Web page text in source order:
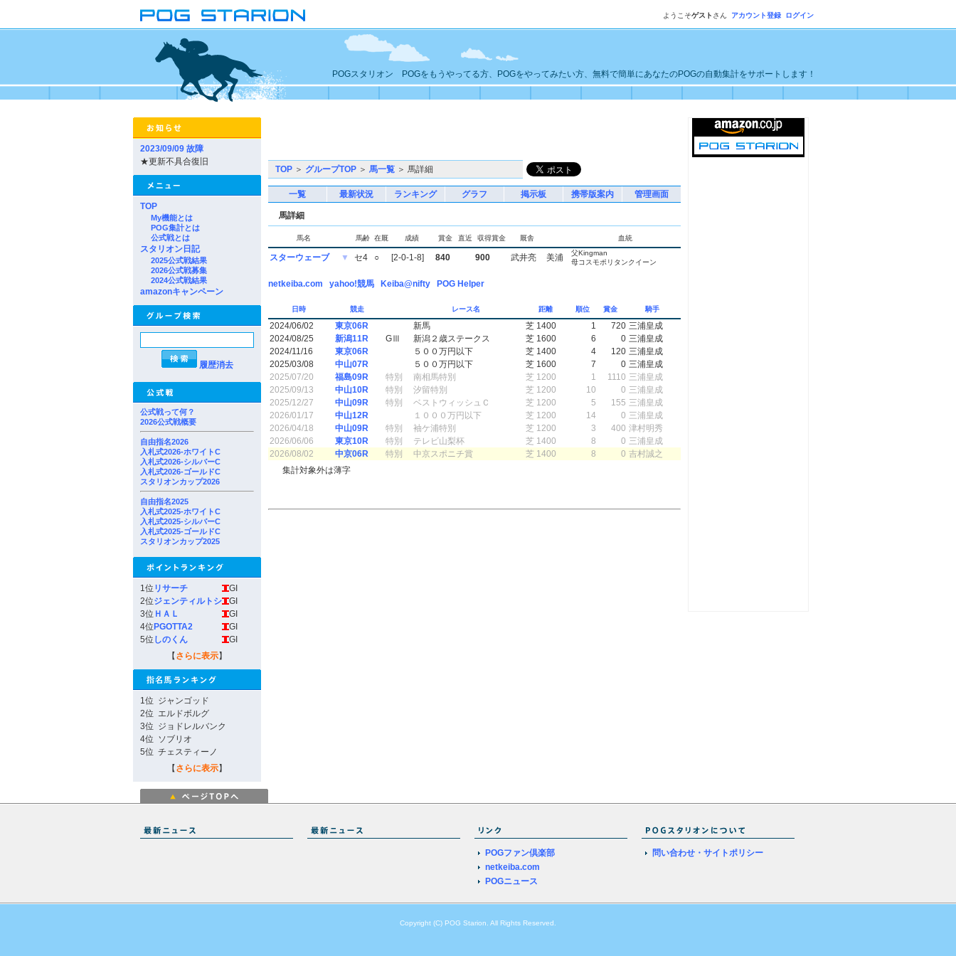
ようこそゲスト さん アカウント登録 ログイン
POGスタリオン POGをもうやってる方、POGをやってみたい方、無料で簡単にあなたのPOGの自動集計をサポートします！
2023/09/09 故障
★更新不具合復旧
TOP
My機能とは
POG集計とは
公式戦とは
スタリオン日記
2025公式戦結果
2026公式戦募集
2024公式戦結果
amazonキャンペーン
履歴消去
公式戦って何？
2026公式戦概要
自由指名2026
入札式2026-ホワイトC
入札式2026-シルバーC
入札式2026-ゴールドC
スタリオンカップ2026
自由指名2025
入札式2025-ホワイトC
入札式2025-シルバーC
入札式2025-ゴールドC
スタリオンカップ2025
1位 リサーチ
GI
2位ジェンティルトシ
GI
3位 ＨＡＬ
GI
4位 PGOTTA2
GI
5位 しのくん
GI
【 さらに表示】
1位 ジャンゴッド
2位 エルドボルグ
3位 ジョドレルバンク
4位 ソブリオ
5位 チェスティーノ
【 さらに表示】
TOP ＞ グループTOP ＞ 馬一覧 ＞ 馬詳細
一覧 最新状況 ランキング グラフ 掲示板 携帯版案内 管理画面
馬詳細
馬名 馬齢 在厩 成績 賞金 直近 収得賞金 厩舎 血統
スターウェーブ ▼ セ4 ○ [2-0-1-8] 840 900 武井亮 美浦
父Kingman
母コスモポリタンクイーン
netkeiba.com yahoo!競馬 Keiba@nifty POG Helper
日時 競走 レース名 距離 順位 賞金 騎手
2024/06/02 東京06R 新馬 芝 1400 1 720 三浦皇成
2024/08/25
新潟11R GⅢ 新潟２歳ステークス 芝 1600 6 0 三浦皇成
2024/11/16
東京06R ５００万円以下 芝 1400 4 120 三浦皇成
2025/03/08
中山07R ５００万円以下 芝 1600 7 0 三浦皇成
2025/07/20
福島09R 特別 南相馬特別 芝 1200 1 1110 三浦皇成
2025/09/13
中山10R 特別 汐留特別 芝 1200 10 0 三浦皇成
2025/12/27
中山09R 特別 ベストウィッシュＣ 芝 1200 5 155 三浦皇成
2026/01/17
中山12R １０００万円以下 芝 1200 14 0 三浦皇成
2026/04/18
中山09R 特別 袖ケ浦特別 芝 1200 3 400 津村明秀
2026/06/06
東京10R 特別 テレビ山梨杯 芝 1400 8 0 三浦皇成
2026/08/02
中京06R 特別 中京スポニチ賞 芝 1400 8 0 吉村誠之
集計対象外は薄字
POGファン倶楽部
netkeiba.com
POGニュース
問い合わせ・サイトポリシー
Copyright (C) POG Starion. All Rights Reserved.